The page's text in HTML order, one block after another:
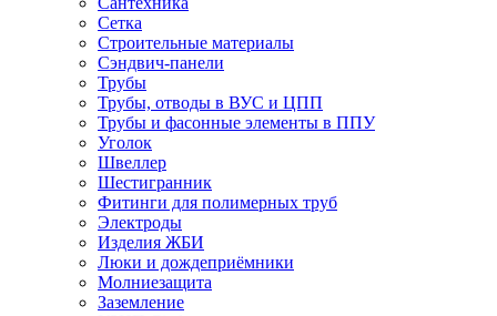
Сетка
Строительные материалы
Сэндвич-панели
Трубы
Трубы, отводы в ВУС и ЦПП
Трубы и фасонные элементы в ППУ
Уголок
Швеллер
Шестигранник
Фитинги для полимерных труб
Электроды
Изделия ЖБИ
Люки и дождеприёмники
Молниезащита
Заземление